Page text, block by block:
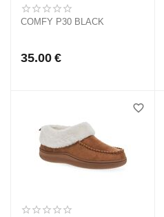
COMFY P30 BLACK
35.00 €